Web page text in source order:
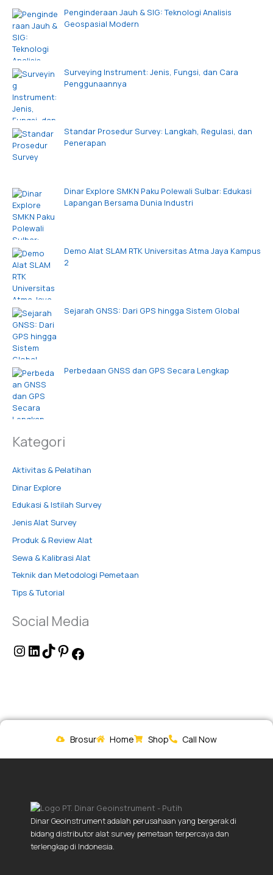
Penginderaan Jauh & SIG: Teknologi Analisis
Geospasial Modern
Surveying Instrument: Jenis, Fungsi, dan Cara
Penggunaannya
Standar Prosedur Survey: Langkah, Regulasi, dan
Penerapan
Dinar Explore SMKN Paku Polewali Sulbar: Edukasi
Lapangan Bersama Dunia Industri
Demo Alat SLAM RTK Universitas Atma Jaya Kampus
2
Sejarah GNSS: Dari GPS hingga Sistem Global
Perbedaan GNSS dan GPS Secara Lengkap
Kategori
Aktivitas & Pelatihan
Dinar Explore
Edukasi & Istilah Survey
Jenis Alat Survey
Produk & Review Alat
Sewa & Kalibrasi Alat
Teknik dan Metodologi Pemetaan
Tips & Tutorial
Social Media
Brosur Home Shop Call Now
Dinar Geoinstrument adalah perusahaan yang bergerak di
bidang distributor alat survey pemetaan terpercaya dan
terlengkap di Indonesia.